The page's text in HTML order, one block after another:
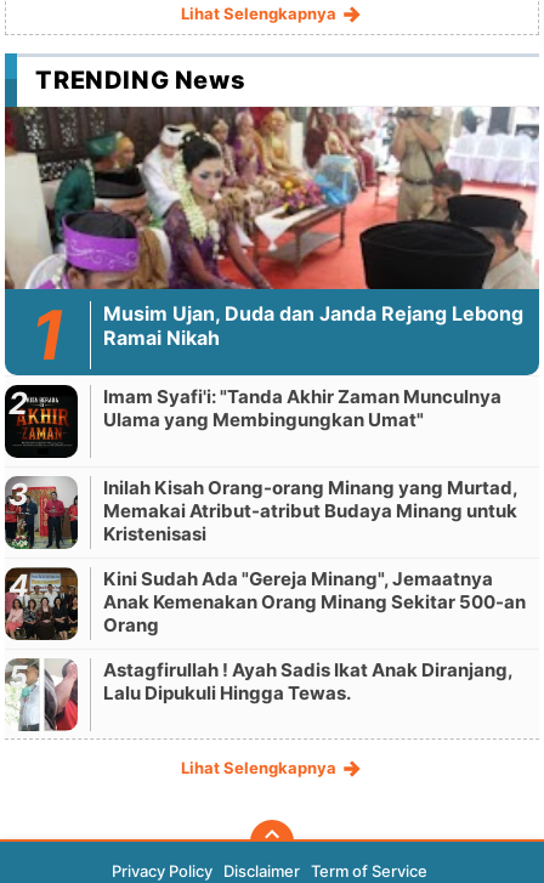
Lihat Selengkapnya
TRENDING News
Musim Ujan, Duda dan Janda Rejang Lebong
Ramai Nikah
Imam Syafi'i: "Tanda Akhir Zaman Munculnya
Ulama yang Membingungkan Umat"
Inilah Kisah Orang-orang Minang yang Murtad,
Memakai Atribut-atribut Budaya Minang untuk
Kristenisasi
Kini Sudah Ada "Gereja Minang", Jemaatnya
Anak Kemenakan Orang Minang Sekitar 500-an
Orang
Astagfirullah ! Ayah Sadis Ikat Anak Diranjang,
Lalu Dipukuli Hingga Tewas.
Lihat Selengkapnya
Privacy Policy Disclaimer Term of Service